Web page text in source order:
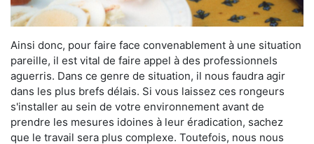
Ainsi donc, pour faire face convenablement à une situation
pareille, il est vital de faire appel à des professionnels
aguerris. Dans ce genre de situation, il nous faudra agir
dans les plus brefs délais. Si vous laissez ces rongeurs
s'installer au sein de votre environnement avant de
prendre les mesures idoines à leur éradication, sachez
que le travail sera plus complexe. Toutefois, nous nous